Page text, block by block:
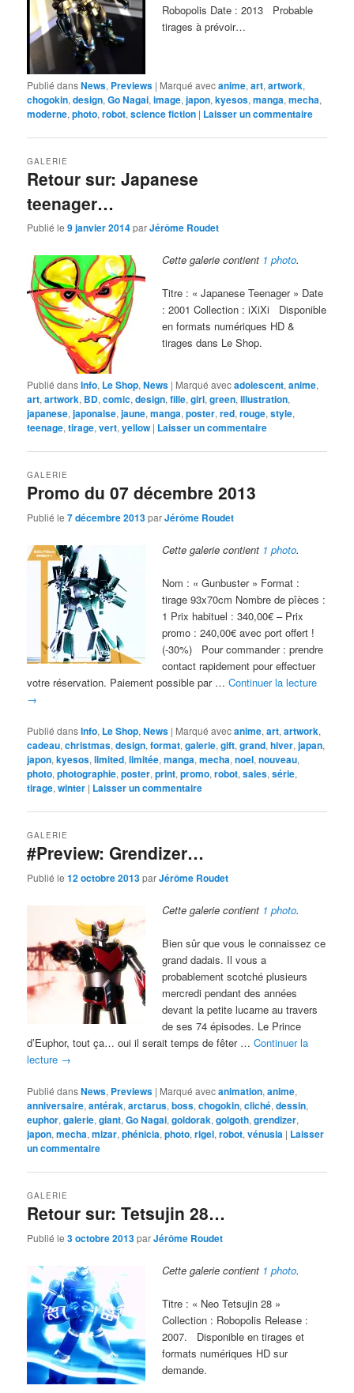
Robopolis Date : 2013 Probable
tirages à prévoir…
Publié dansNews, Previews | Marqué avecanime,art,artwork,
chogokin,design,Go Nagai,image,japon,kyesos,manga,mecha,
moderne,photo,robot,science fiction | Laisser un commentaire
Retour sur: Japanese
teenager…
GALERIE
Publié le9 janvier 2014parJérôme Roudet
Cette galerie contient 1 photo.
Titre : « Japanese Teenager » Date
: 2001 Collection : iXiXi Disponible
en formats numériques HD &
tirages dans Le Shop.
Publié dansInfo, Le Shop,News | Marqué avecadolescent,anime,
art,artwork, BD,comic,design,fille,girl,green,illustration,
japanese,japonaise,jaune,manga,poster,red,rouge,style,
teenage,tirage,vert,yellow | Laisser un commentaire
Promo du 07 décembre 2013
GALERIE
Publié le7 décembre 2013parJérôme Roudet
Cette galerie contient 1 photo.
Nom : « Gunbuster » Format :
tirage 93x70cm Nombre de pîèces :
1 Prix habituel : 340,00€ – Prix
promo : 240,00€ avec port offert !
(-30%) Pour commander : prendre
contact rapidement pour effectuer
votre réservation. Paiement possible par …Continuer la lecture
→
Publié dansInfo, Le Shop,News | Marqué avecanime,art,artwork,
cadeau,christmas,design,format,galerie,gift,grand,hiver,japan,
japon,kyesos,limited,limitée,manga,mecha,noel,nouveau,
photo,photographie,poster,print,promo,robot,sales,série,
tirage,winter | Laisser un commentaire
#Preview: Grendizer…
GALERIE
Publié le12 octobre 2013parJérôme Roudet
Cette galerie contient 1 photo.
Bien sûr que vous le connaissez ce
grand dadais. Il vous a
probablement scotché plusieurs
mercredi pendant des années
devant la petite lucarne au travers
de ses 74 épisodes. Le Prince
d’Euphor, tout ça… oui il serait temps de fêter …Continuer la
lecture →
Publié dansNews, Previews | Marqué avecanimation,anime,
anniversaire,antérak,arctarus,boss,chogokin,cliché,dessin,
euphor,galerie,giant,Go Nagai,goldorak,golgoth,grendizer,
japon,mecha,mizar,phénicia,photo,rigel,robot,vénusia | Laisser
un commentaire
Retour sur: Tetsujin 28…
GALERIE
Publié le3 octobre 2013parJérôme Roudet
Cette galerie contient 1 photo.
Titre : « Neo Tetsujin 28 »
Collection : Robopolis Release :
2007. Disponible en tirages et
formats numériques HD sur
demande.